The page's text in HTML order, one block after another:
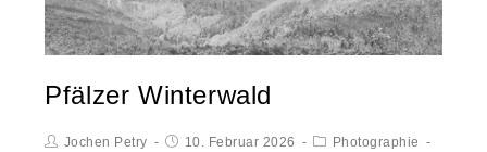
Pfälzer Winterwald
Jochen Petry 10. Februar 2026
Photographie